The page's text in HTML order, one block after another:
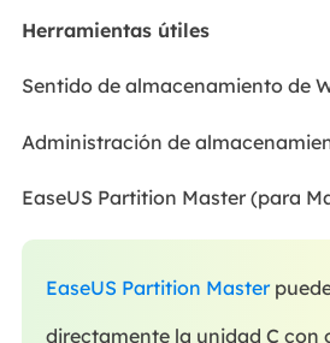
Herramientas útiles
Sentido de almacenamiento de
Administración de
EaseUS Partition Master (para
EaseUS Partition Master
directamente la unidad C con